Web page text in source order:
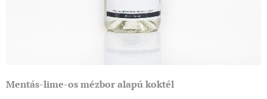
Mentás-lime-os mézbor alapú koktél